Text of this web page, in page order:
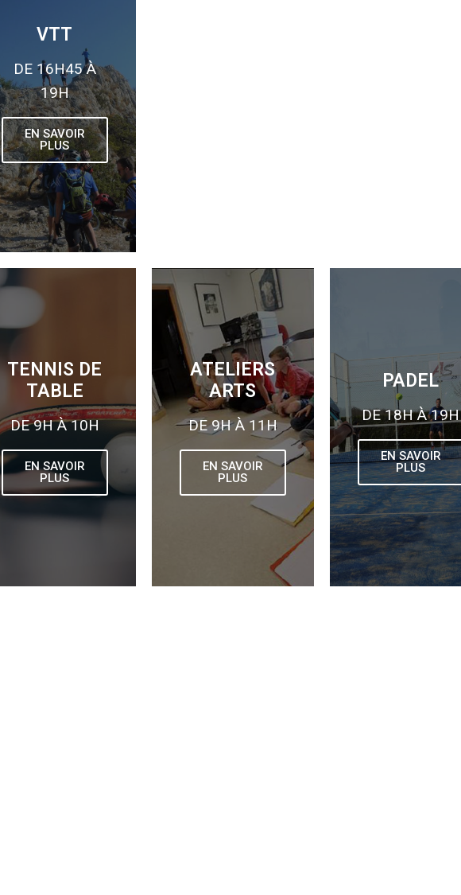
VTT
DE 16H45 À
19H
EN SAVOIR
PLUS
TENNIS DE
TABLE
DE 9H À 10H
EN SAVOIR
PLUS
ATELIERS
ARTS
DE 9H À 11H
EN SAVOIR
PLUS
PADEL
DE 18H À 19H
EN SAVOIR
PLUS